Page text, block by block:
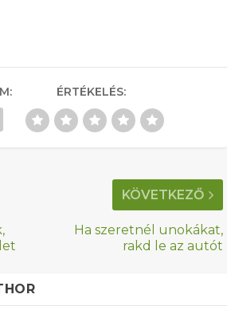
ÉRTÉKELÉS:
KÖVETKEZŐ
Ha szeretnél unokákat,
rakd le az autót